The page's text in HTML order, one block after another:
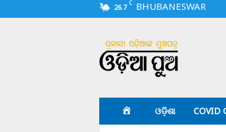
26.7 C BHUBANESWAR
i
a
ଓଡ଼ିଶା COVID